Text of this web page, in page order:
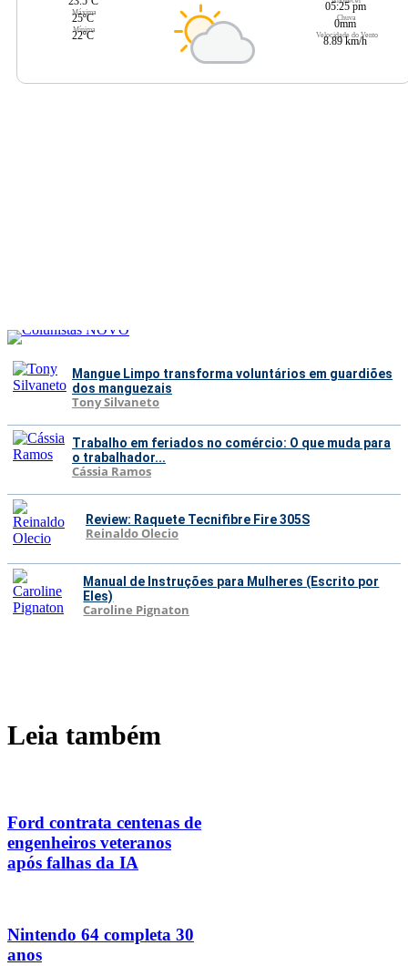
Máxima
25ºC
Mínima
22ºC
05:25 pm
Chuva
0mm
Velocidade do Vento
8.89 km/h
Mangue Limpo transforma voluntários em guardiões
dos manguezais
Tony Silvaneto
Trabalho em feriados no comércio: O que muda para
o trabalhador...
Cássia Ramos
Review: Raquete Tecnifibre Fire 305S
Reinaldo Olecio
Manual de Instruções para Mulheres (Escrito por
Eles)
Caroline Pignaton
Leia também
Ford contrata centenas de
engenheiros veteranos
após falhas da IA
Nintendo 64 completa 30
anos